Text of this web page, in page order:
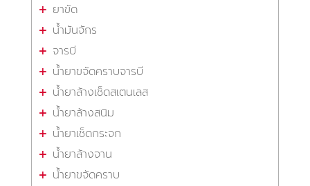
ยาขัด
น้ำมันจักร
จารบี
น้ำยาขจัดคราบจารบี
น้ำยาล้างเช็ดสเตนเลส
น้ำยาล้างสนิม
น้ำยาเช็ดกระจก
น้ำยาล้างจาน
น้ำยาขจัดคราบ